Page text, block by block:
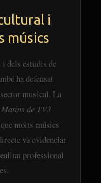
i
músics
dels estudis de
ha defensat
musical. La
de TV3
molts músics
va evidenciar
professional